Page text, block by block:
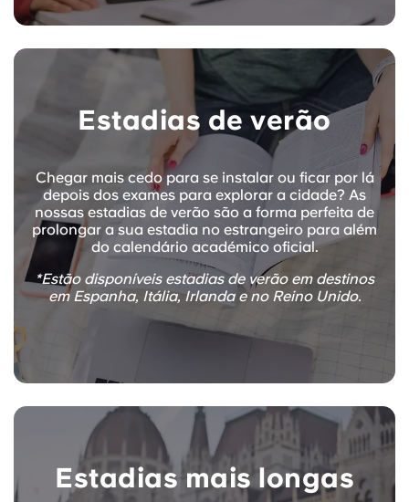
Estadias de verão
Chegar mais cedo para se instalar ou ficar por lá
depois dos exames para explorar a cidade? As
nossas estadias de verão são a forma perfeita de
prolongar a sua estadia no estrangeiro para além
do calendário académico oficial.
*Estão disponíveis estadias de verão em destinos
em Espanha, Itália, Irlanda e no Reino Unido.
Estadias mais longas